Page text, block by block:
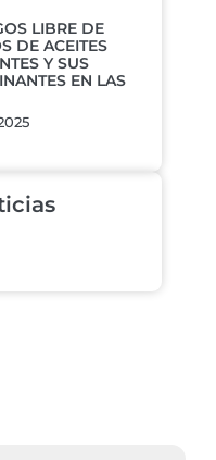
LIBRE DE
DE ACEITES
Y SUS
EN LAS